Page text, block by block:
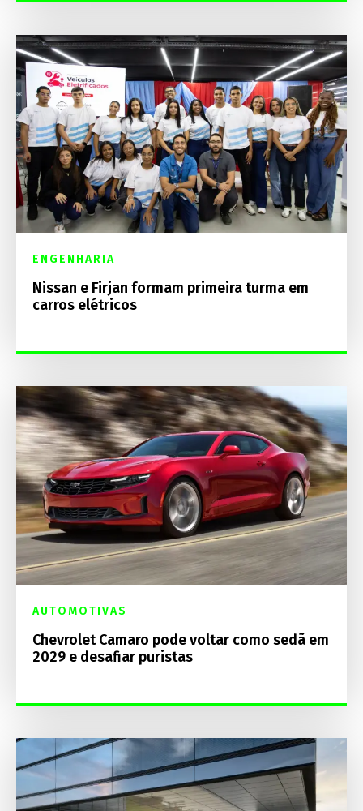
ENGENHARIA
Nissan e Firjan formam primeira turma em
carros elétricos
AUTOMOTIVAS
Chevrolet Camaro pode voltar como sedã em
2029 e desafiar puristas